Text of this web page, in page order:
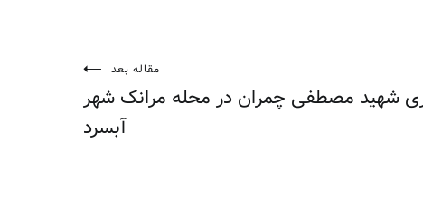
مقاله بعد
شهید مصطفی چمران در محله مرانک شهر
آبسرد